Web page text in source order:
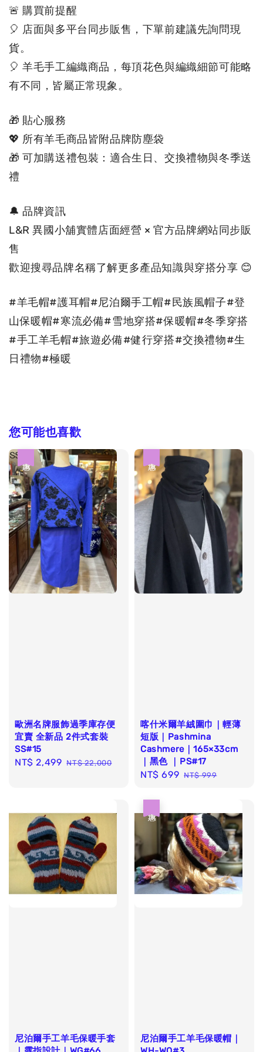
🚨 購買前提醒
🎈 店面與多平台同步販售，下單前建議先詢問現
貨。
🎈 羊毛手工編織商品，每頂花色與編織細節可能略
有不同，皆屬正常現象。
🎁 貼心服務
💖 所有羊毛商品皆附品牌防塵袋
🎁 可加購送禮包裝：適合生日、交換禮物與冬季送
禮
🔔 品牌資訊
L&R 異國小舖實體店面經營 × 官方品牌網站同步販
售
歡迎搜尋品牌名稱了解更多產品知識與穿搭分享 😊
#羊毛帽#護耳帽#尼泊爾手工帽#民族風帽子#登
山保暖帽#寒流必備#雪地穿搭#保暖帽#冬季穿搭
#手工羊毛帽#旅遊必備#健行穿搭#交換禮物#生
日禮物#極暖
您可能也喜歡
歐洲名牌服飾過季庫存便
宜賣 全新品 2件式套裝
SS#15
Sale
NT$ 2,499 Regular
NT$ 22,000
喀什米爾羊絨圍巾｜輕薄
短版｜Pashmina
Cashmere｜165×33cm
｜黑色 ｜PS#17
Sale
NT$ 699 Regular
NT$ 999
尼泊爾手工羊毛保暖手套
尼泊爾手工羊毛保暖帽｜